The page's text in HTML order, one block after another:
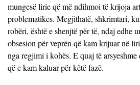
mungesë lirie që më ndihmoi të krijoja
problematikes. Megjithatë, shkrimtari,
robëri, është e shenjtë për të, ndaj edhe
obsesion për veprën që kam krijuar në
nga regjimi i kohës. E quaj të arsyeshme
që e kam kaluar për këtë fazë.